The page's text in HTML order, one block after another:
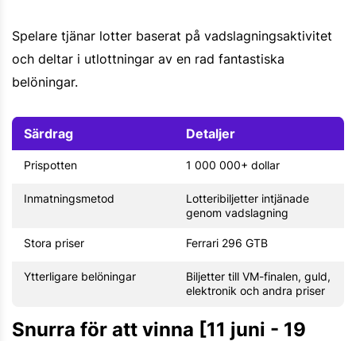
Spelare tjänar lotter baserat på vadslagningsaktivitet
och deltar i utlottningar av en rad fantastiska
belöningar.
Särdrag Detaljer
Prispotten 1 000 000+ dollar
Inmatningsmetod
Lotteribiljetter intjänade
genom vadslagning
Stora priser Ferrari 296 GTB
Ytterligare belöningar
Biljetter till VM-finalen, guld,
elektronik och andra priser
Snurra för att vinna [11 juni - 19